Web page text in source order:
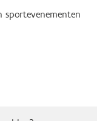
sportevenementen